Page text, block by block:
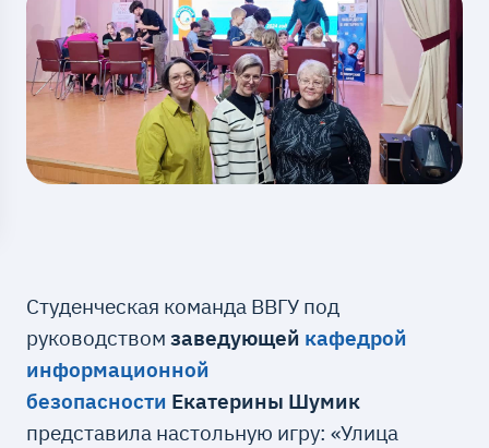
Студенческая команда ВВГУ под
руководствомзаведующей кафедрой
информационной
безопасности Екатерины Шумик
представила настольную игру: «Улица